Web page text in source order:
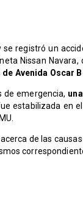
registró un
Nissan
Avenida Oscar
de emergencia,
estabilizada en
de las